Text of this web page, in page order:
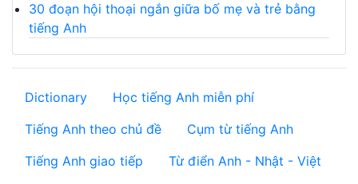
30 đoạn hội thoại ngắn giữa bố mẹ và trẻ bằng
tiếng Anh
Dictionary
Học tiếng Anh miễn phí
Tiếng Anh theo chủ đề
Cụm từ tiếng Anh
Tiếng Anh giao tiếp
Từ điển Anh - Nhật - Việt